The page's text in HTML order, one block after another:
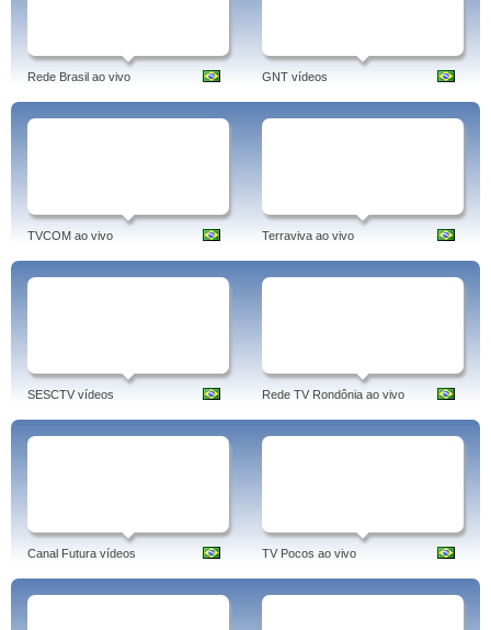
Rede Brasil ao vivo GNT vídeos
TVCOM ao vivo Terraviva ao vivo
SESCTV vídeos Rede TV Rondônia ao vivo
Canal Futura vídeos TV Pocos ao vivo